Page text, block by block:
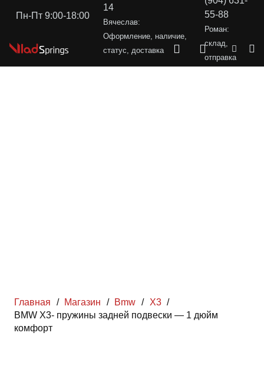
Пн-Пт 9:00-18:00
14
Вячеслав:
Оформление, наличие,
статус, доставка
55-88
Роман:
склад,
отправка
Главная / Магазин / Bmw / X3 /
BMW X3- пружины задней подвески — 1 дюйм
комфорт